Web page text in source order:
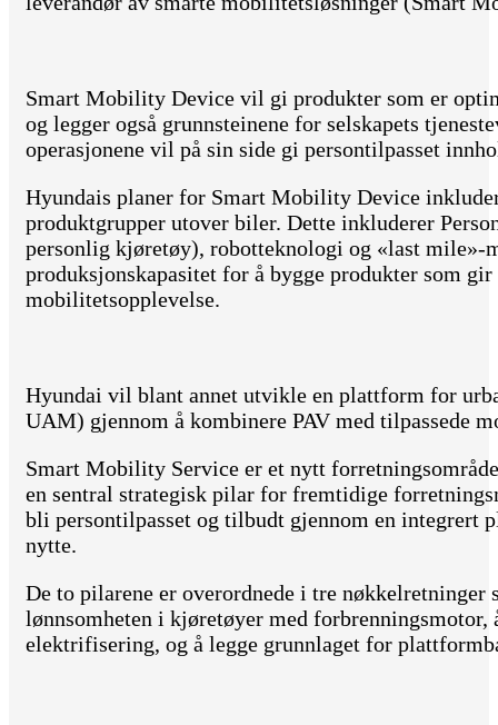
Smart Mobility Device vil gi produkter som er
og legger også grunnsteinene for selskapets
operasjonene vil på sin side gi persontilpasset
Hyundais planer for Smart Mobility Device
produktgrupper utover biler. Dette inkluderer
personlig kjøretøy), robotteknologi og «last
produksjonskapasitet for å bygge produkter som gir
mobilitetsopplevelse.
Hyundai vil blant annet utvikle en plattform for
UAM) gjennom å kombinere PAV med tilpassede
Smart Mobility Service er et nytt
en sentral strategisk pilar for fremtidige
bli persontilpasset og tilbudt gjennom en integrert
nytte.
De to pilarene er overordnede i tre nøkkelretninger
lønnsomheten i kjøretøyer med forbrenningsmotor,
elektrifisering, og å legge grunnlaget for